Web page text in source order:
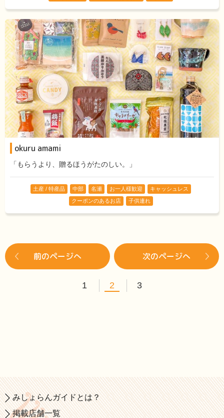
okuru amami
「もらうより、贈るほうがたのしい。」
土産 / 特産品 中部 名瀬 お一人様歓迎
キャッシュレス
クーポンのあるお店
子供連れ
前のページへ 次のページへ
1 2 3
みしょらんガイドとは？
掲載店舗一覧